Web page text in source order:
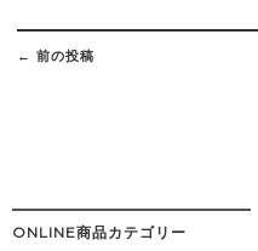
Post
navigation
← 前の投稿
ONLINE商品カテゴリー